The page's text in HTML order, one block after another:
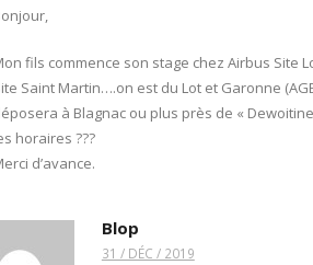
fils commence son stage chez Airbus Site
Saint Martin….on est du Lot et Garonne
à Blagnac ou plus près de «
horaires ???
d’avance.
Blop
31 / DÉC / 2019